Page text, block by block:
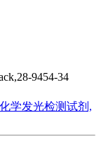
9454-34
学发光检测试剂,